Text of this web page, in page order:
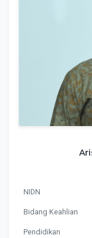
NIDN
Bidang Keahlian
Pendidikan